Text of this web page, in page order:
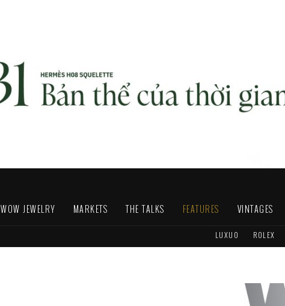
WOW JEWELRY MARKETS THE TALKS FEATURES VINTAGES
LUXUO ROLEX